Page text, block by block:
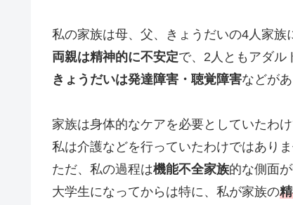
私の家族は母、父、きょうだいの4人家族
両親は精神的に不安定で、2人ともアダル
きょうだいは発達障害・聴覚障害などがあ
家族は身体的なケアを必要としていたわけ
私は介護などを行っていたわけではありま
ただ、私の過程は機能不全家族的な側面が
大学生になってからは特に、私が家族の